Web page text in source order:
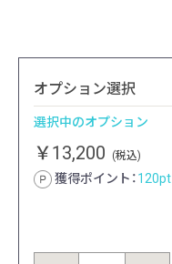
オプション選択
選択中のオプション
￥13,200 (税込)
獲得ポイント：120pt